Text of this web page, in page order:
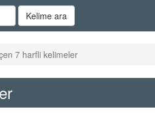
Kelime ara
7 harfli kelimeler